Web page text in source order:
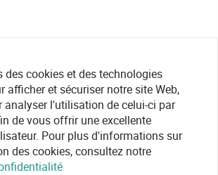
des cookies et des technologies
afficher et sécuriser notre site Web,
analyser l'utilisation de celui-ci par
de vous offrir une excellente
Pour plus d'informations sur
des cookies, consultez notre